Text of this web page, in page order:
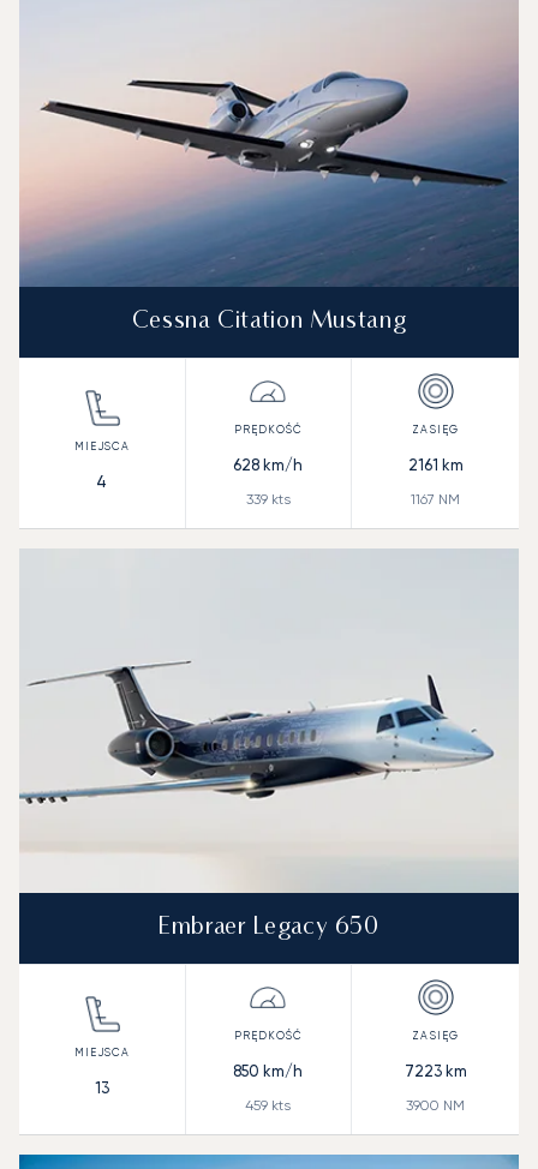
Cessna Citation Mustang
4
628 km/h
339kts
2161 km
1167 NM
Embraer Legacy 650
13
850 km/h
459 kts
7223km
3900 NM